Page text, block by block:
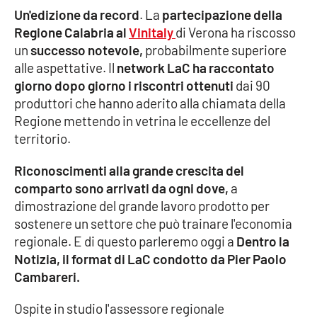
Editoriali
VIDEO
Ambiente
Cultura
Economia e Lavoro
Politica
Un'edizione da record. La partecipazione della
Regione Calabria alVinitalydi Verona ha riscosso
unsuccesso notevole, probabilmente superiore
alle aspettative. Il network LaC ha raccontato
giorno dopo giorno i riscontri ottenuti dai 90
produttori che hanno aderito alla chiamata della
Regione mettendo in vetrina le eccellenze del
territorio.
Riconoscimenti alla grande crescita del
comparto sono arrivati da ogni dove, a
dimostrazione del grande lavoro prodotto per
sostenere un settore che può trainare l'economia
regionale. E di questo parleremo oggi a Dentro la
Notizia, il format di LaC condotto da Pier Paolo
Cambareri.
Ospite in studio l'assessore regionale